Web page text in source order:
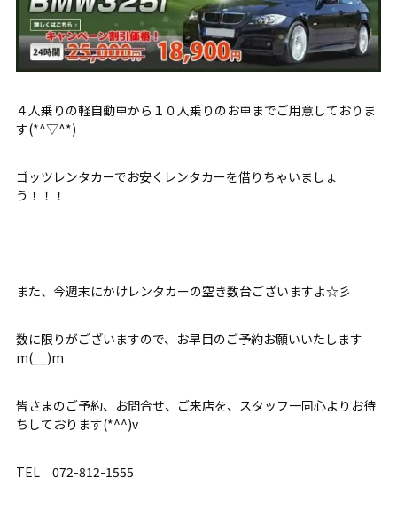
４人乗りの軽自動車から１０人乗りのお車までご用意しておりま
す(*^▽^*)
ゴッツレンタカーでお安くレンタカーを借りちゃいましょ
う！！！
また、今週末にかけレンタカーの空き数台ございますよ☆彡
数に限りがございますので、お早目のご予約お願いいたします
m(__)m
皆さまのご予約、お問合せ、ご来店を、スタッフ一同心よりお待
ちしております(*^^)v
TEL 072-812-1555